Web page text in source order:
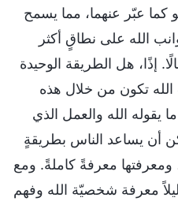
كما عبّر عنهما، مما يسمح
الله على نطاقٍ أكثر
إذًا، هل الطريقة الوحيدة
تكون من خلال هذه
الله والعمل الذي
أن يساعد الناس بطريقةٍ
معرفةً كاملةً. ومع
معرفة شخصيّة الله وفهم